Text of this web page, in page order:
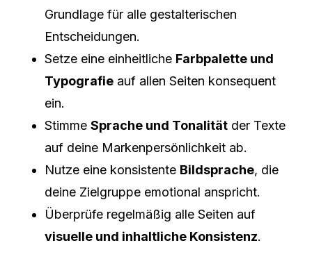
Grundlage für alle gestalterischen
Entscheidungen.
Setze eine einheitliche Farbpalette und
Typografie auf allen Seiten konsequent
ein.
Stimme Sprache und Tonalität der Texte
auf deine Markenpersönlichkeit ab.
Nutze eine konsistente Bildsprache, die
deine Zielgruppe emotional anspricht.
Überprüfe regelmäßig alle Seiten auf
visuelle und inhaltliche Konsistenz.